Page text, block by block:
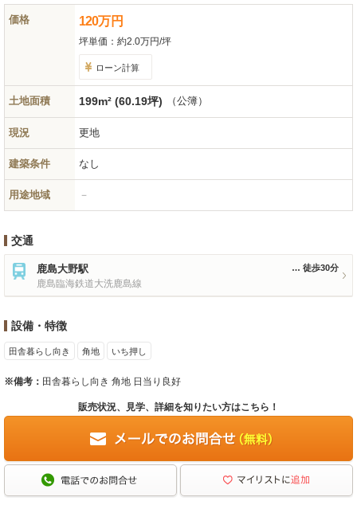
価格 120万円
坪単価： 約2.0万円/坪
ローン計算
土地面積 199m² (60.19坪) （公簿）
現況 更地
建築条件 なし
用途地域 －
交通
鹿島大野駅
鹿島臨海鉄道大洗鹿島線
徒歩30分
設備・特徴
田舎暮らし向き 角地 いち押し
※備考： 田舎暮らし向き 角地 日当り良好
販売状況、見学、詳細を知りたい方はこちら！